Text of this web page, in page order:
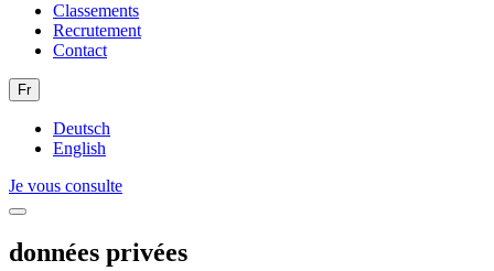
Classements
Recrutement
Contact
Fr
Deutsch
English
Je vous consulte
données privées